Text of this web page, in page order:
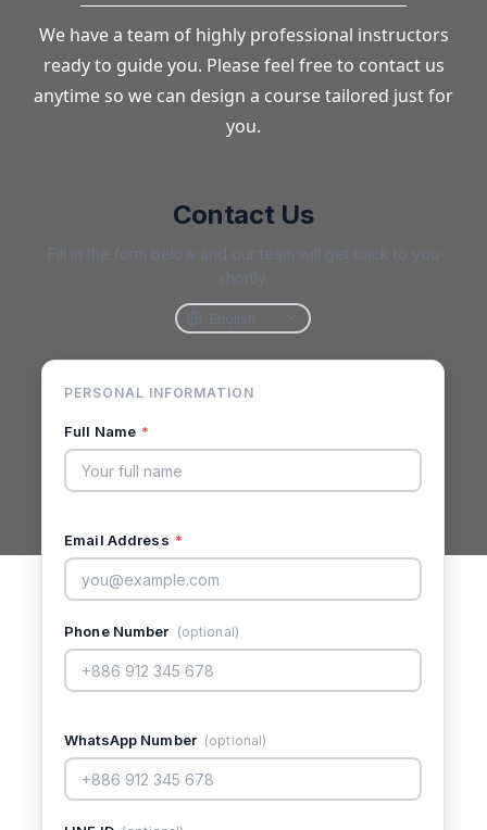
We have a team of highly professional instructors
ready to guide you. Please feel free to contact us
anytime so we can design a course tailored just for
you.